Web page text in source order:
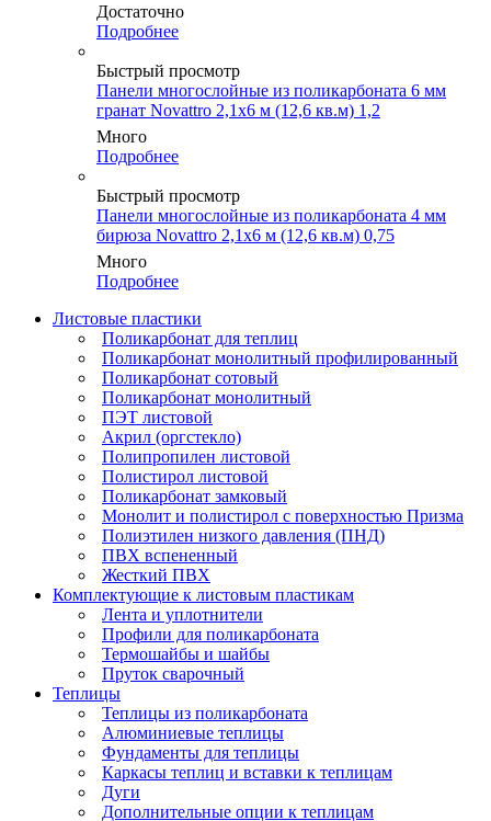
Достаточно
Подробнее
Быстрый просмотр
Панели многослойные из поликарбоната 6 мм
гранат Novattro 2,1х6 м (12,6 кв.м) 1,2
Много
Подробнее
Быстрый просмотр
Панели многослойные из поликарбоната 4 мм
бирюза Novattro 2,1х6 м (12,6 кв.м) 0,75
Много
Подробнее
Листовые пластики
Поликарбонат для теплиц
Поликарбонат монолитный профилированный
Поликарбонат сотовый
Поликарбонат монолитный
ПЭТ листовой
Акрил (оргстекло)
Полипропилен листовой
Полистирол листовой
Поликарбонат замковый
Монолит и полистирол с поверхностью Призма
Полиэтилен низкого давления (ПНД)
ПВХ вспененный
Жесткий ПВХ
Комплектующие к листовым пластикам
Лента и уплотнители
Профили для поликарбоната
Термошайбы и шайбы
Пруток сварочный
Теплицы
Теплицы из поликарбоната
Алюминиевые теплицы
Фундаменты для теплицы
Каркасы теплиц и вставки к теплицам
Дуги
Дополнительные опции к теплицам